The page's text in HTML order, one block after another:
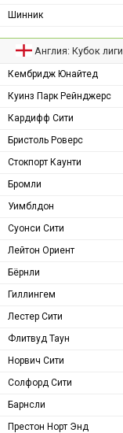
Шинник
Англия: Кубок лиги
Кембридж Юнайтед
Куинз Парк Рейнджерс
Кардифф Сити
Бристоль Роверс
Стокпорт Каунти
Бромли
Уимблдон
Суонси Сити
Лейтон Ориент
Бёрнли
Гиллингем
Лестер Сити
Флитвуд Таун
Норвич Сити
Солфорд Сити
Барнсли
Престон Норт Энд